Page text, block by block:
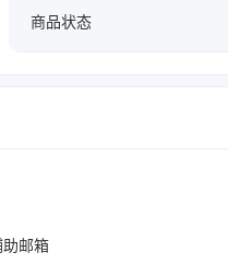
商品状态
助邮箱